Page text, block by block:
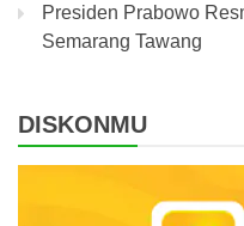
Presiden Prabowo
Semarang Tawang
DISKONMU